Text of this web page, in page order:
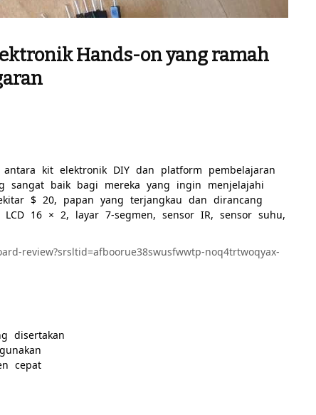
Hands-on yang ramah
kit elektronik DIY dan platform pembelajaran
sangat baik bagi mereka yang ingin menjelajahi
$ 20, papan yang terjangkau dan dirancang
16 × 2, layar 7-segmen, sensor IR, sensor suhu,
review?srsltid=afboorue38swusfwwtp-noq4trtwoqyax-
disertakan
cepat